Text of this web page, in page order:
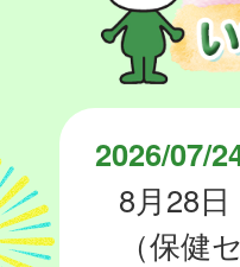
2026/07/
8月28
（保健